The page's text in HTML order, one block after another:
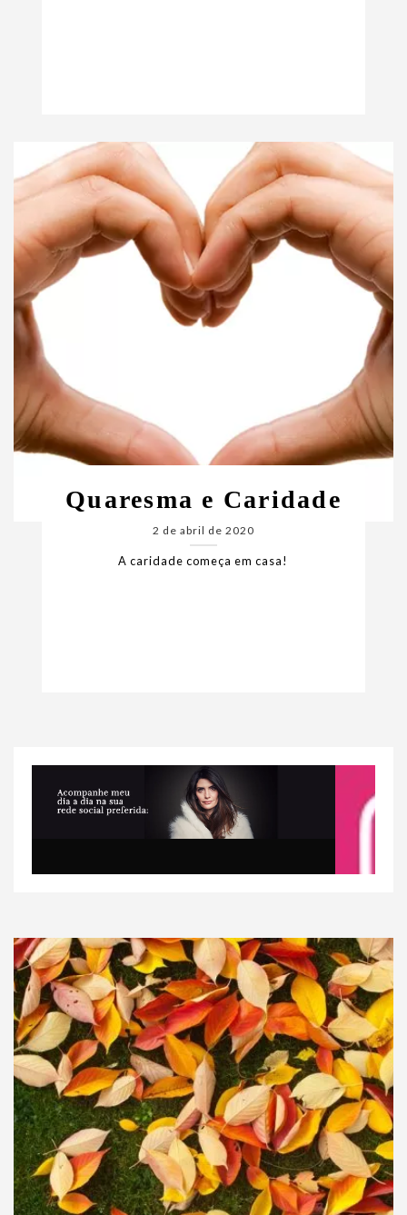
Quaresma e Caridade
2 de abril de 2020
A caridade começa em casa!